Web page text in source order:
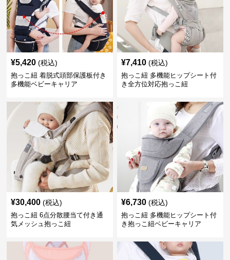
¥5,420 (税込)
抱っこ紐 着脱式頭部保護板付き
多機能ベビーキャリア
¥7,410 (税込)
抱っこ紐 多機能ヒップシート付
き全方位対応抱っこ紐
¥30,400 (税込)
抱っこ紐 6点分散腰当て付き通
気メッシュ抱っこ紐
¥6,730 (税込)
抱っこ紐 多機能ヒップシート付
き抱っこ紐ベビーキャリア